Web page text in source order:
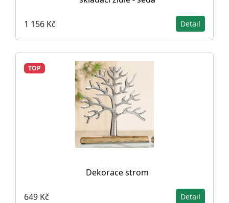
1 156 Kč Detail
TOP
Dekorace strom
649 Kč Detail